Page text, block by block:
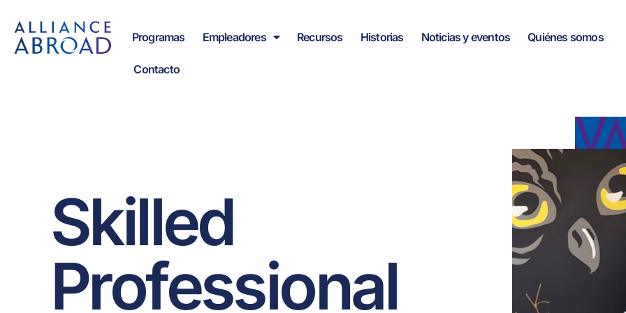
contenido
Programas Empleadores Recursos Historias Noticias y eventos Quiénes somos
Contacto
Skilled
Professional